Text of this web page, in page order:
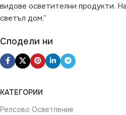
видове осветителни продукти.
светъл дом.”
Сподели ни
КАТЕГОРИИ
Релсово Осветление